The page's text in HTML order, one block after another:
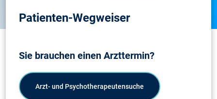
Patienten-Wegweiser
Sie brauchen einen Arzttermin?
Arzt- und Psychotherapeutensuche